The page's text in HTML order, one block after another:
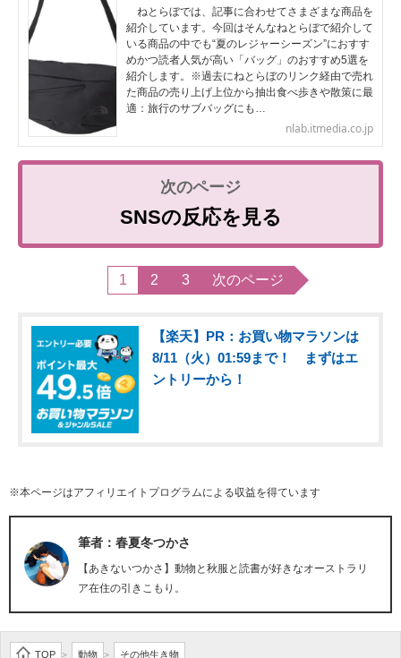
ねとらぼでは、記事に合わせてさまざまな商品を
紹介しています。今回はそんなねとらぼで紹介して
いる商品の中でも“夏のレジャーシーズン”におすす
めかつ読者人気が高い「バッグ」のおすすめ5選を
紹介します。※過去にねとらぼのリンク経由で売れ
た商品の売り上げ上位から抽出食べ歩きや散策に最
適：旅行のサブバッグにも…
nlab.itmedia.co.jp
SNSの反応を見る
1 2 3 次のページ
【楽天】PR：お買い物マラソンは
8/11（火）01:59まで！ まずはエ
ントリーから！
※本ページはアフィリエイトプログラムによる収益を得ています
筆者：春夏冬つかさ
【あきないつかさ】動物と秋服と読書が好きなオーストラリ
ア在住の引きこもり。
TOP > 動物 > その他生き物